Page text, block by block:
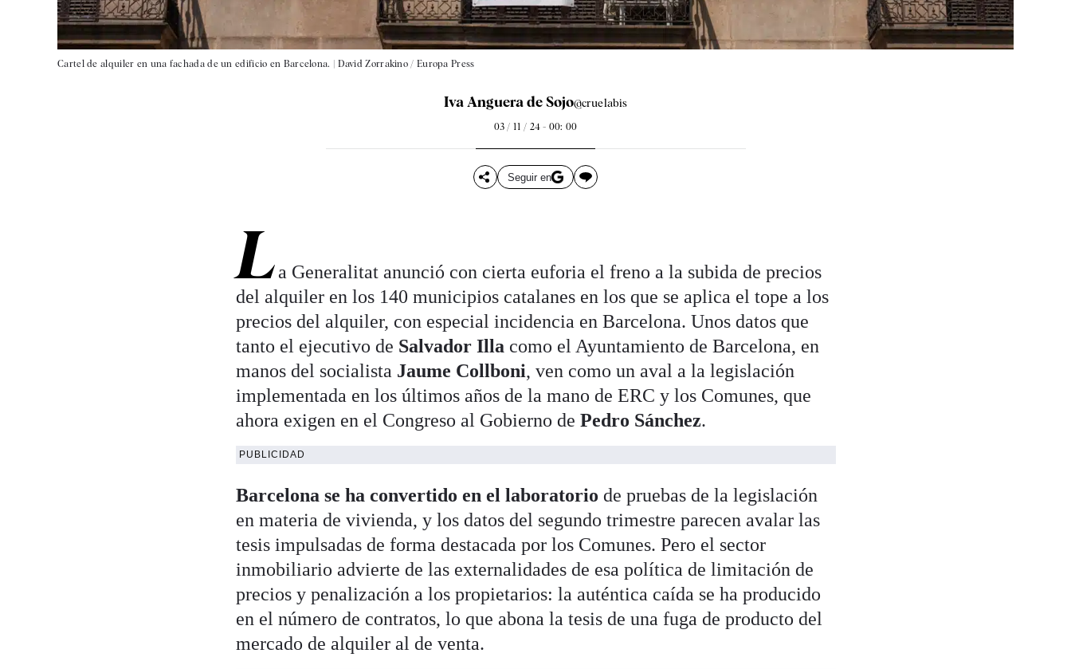
Cartel de alquiler en una fachada de un edificio en Barcelona. | David Zorrakino / Europa Press
Iva Anguera de Sojo@cruelabis
03 / 11 / 24 - 00: 00
Seguir en
La Generalitat anunció con cierta euforia el freno a la subida de precios
del alquiler en los 140 municipios catalanes en los que se aplica el tope a los
precios del alquiler, con especial incidencia en Barcelona. Unos datos que
tanto el ejecutivo de Salvador Illacomo el Ayuntamiento de Barcelona, en
manos del socialista Jaume Collboni, ven como un aval a la legislación
implementada en los últimos años de la mano de ERC y los Comunes, que
ahora exigen en el Congreso al Gobierno de Pedro Sánchez.
PUBLICIDAD
Barcelona se ha convertido en el laboratorio de pruebas de la legislación
en materia de vivienda, y los datos del segundo trimestre parecen avalar las
tesis impulsadas de forma destacada por los Comunes. Pero el sector
inmobiliario advierte de las externalidades de esa política de limitación de
precios y penalización a los propietarios: la auténtica caída se ha producido
en el número de contratos, lo que abona la tesis de una fuga de producto del
mercado de alquiler al de venta.